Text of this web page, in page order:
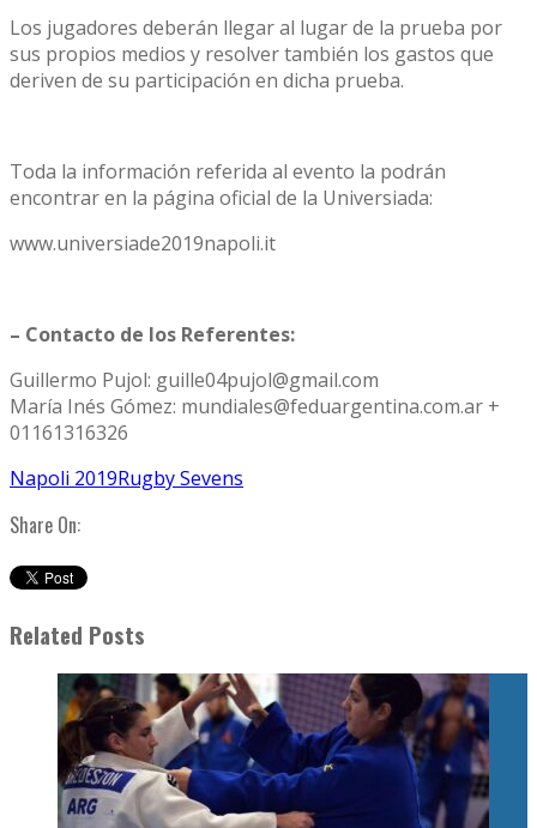
Los jugadores deberán llegar al lugar de la prueba por
sus propios medios y resolver también los gastos que
deriven de su participación en dicha prueba.
Toda la información referida al evento la podrán
encontrar en la página oficial de la Universiada:
www.universiade2019napoli.it
– Contacto de los Referentes:
Guillermo Pujol: guille04pujol@gmail.com
María Inés Gómez: mundiales@feduargentina.com.ar +
01161316326
Napoli 2019Rugby Sevens
Share On:
Related Posts